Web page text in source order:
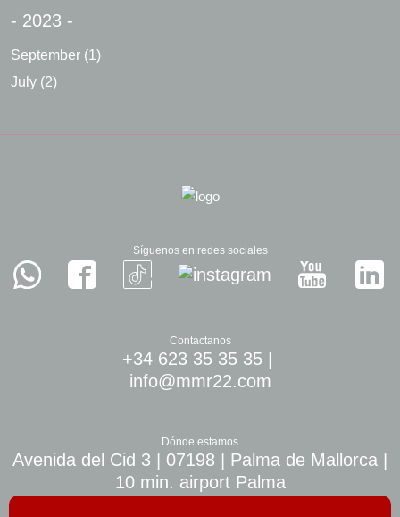
- 2023 -
September (1)
July (2)
Síguenos en redes sociales
Contactanos
+34 623 35 35 35
info@mmr22.com
Dónde estamos
Avenida del Cid 3 | 07198 | Palma de Mallorca |
10 min. airport Palma